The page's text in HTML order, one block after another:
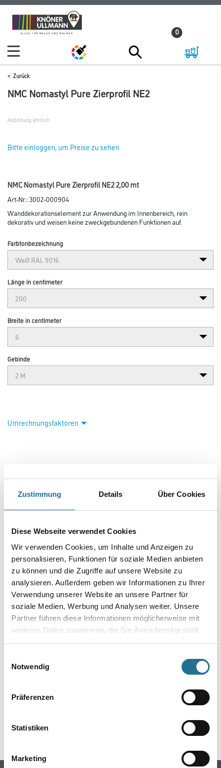
Zustimmung Details Über Cookies
Diese Webseite verwendet Cookies
Wir verwenden Cookies, um Inhalte und Anzeigen zu
personalisieren, Funktionen für soziale Medien anbieten
zu können und die Zugriffe auf unsere Website zu
analysieren. Außerdem geben wir Informationen zu Ihrer
Verwendung unserer Website an unsere Partner für
soziale Medien, Werbung und Analysen weiter. Unsere
Partner führen diese Informationen möglicherweise mit
weiteren Daten zusammen, die Sie ihnen bereitgestellt
haben oder die sie im Rahmen Ihrer Nutzung der Dienste
Notwendig
Präferenzen
Statistiken
Marketing
Zum
Inhalt
Zum
Navigationsmenü
0
Zurück
NMC Nomastyl Pure Zierprofil NE2
Abbildung ähnlich
Bitte einloggen, um Preise zu sehen
NMC Nomastyl Pure Zierprofil NE2 2,00 mt
Art-Nr.:3002-000904
Wanddekorationselement zur Anwendung im Innenbereich, rein
dekorativ und weisen keine zweckgebundenen Funktionen auf.
Farbtonbezeichnung
Länge in centimeter
Breite in centimeter
Gebinde
Umrechnungsfaktoren
PRODUKTEIGENSCHAFTEN
Produkteigenschaft
Die Herstellungstechnik gewährleistet eine feste und glatte
Oberfläche mit genauen Profilkanten sowie exakter Wiedergabe
des
Motivs. Gefräste Klebefläche für eine optimale Anhaftung des
Klebers.
SPEZIFIKATIONEN